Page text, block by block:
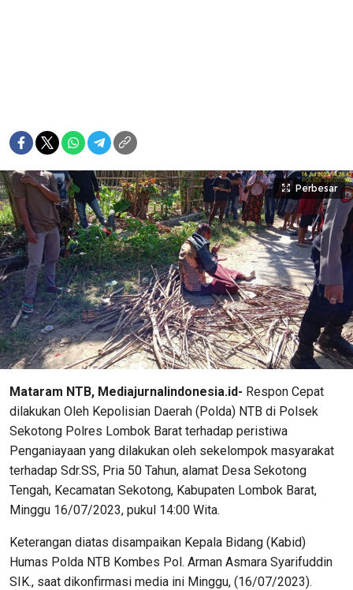
Perbesar
Mataram NTB, Mediajurnalindonesia.id- Respon Cepat
dilakukan Oleh Kepolisian Daerah (Polda) NTB di Polsek
Sekotong Polres Lombok Barat terhadap peristiwa
Penganiayaan yang dilakukan oleh sekelompok masyarakat
terhadap Sdr.SS, Pria 50 Tahun, alamat Desa Sekotong
Tengah, Kecamatan Sekotong, Kabupaten Lombok Barat,
Minggu 16/07/2023, pukul 14:00 Wita.
Keterangan diatas disampaikan Kepala Bidang (Kabid)
Humas Polda NTB Kombes Pol. Arman Asmara Syarifuddin
SIK., saat dikonfirmasi media ini Minggu, (16/07/2023).